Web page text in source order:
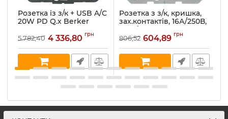
Розетка із з/к + USB A/C
20W PD Q.x Berker
білизна
Артикул:48146089
В наявності:
5 782,40 4 336,80 грн
Розетка з з/к, кришка,
зах.контактів, 16А/250В,
пол.білизна, Q.x
47516089
Артикул:47516089
В наявності:
806,52 604,89 грн